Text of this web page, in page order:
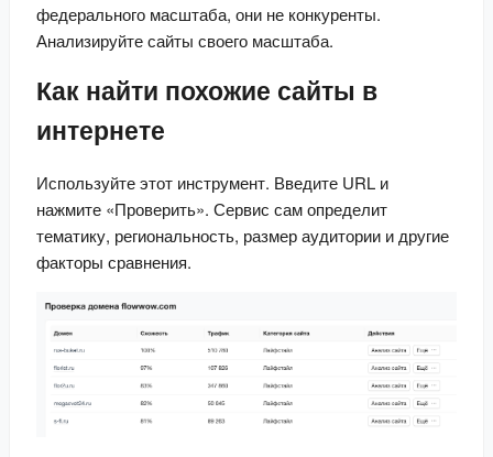
федерального масштаба, они не конкуренты.
Анализируйте сайты своего масштаба.
Как найти похожие сайты в
интернете
Используйте этот инструмент. Введите URL и
нажмите «Проверить». Сервис сам определит
тематику, региональность, размер аудитории и другие
факторы сравнения.